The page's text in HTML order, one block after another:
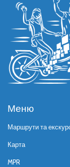
Меню
Маршрути та
Карта
MPR